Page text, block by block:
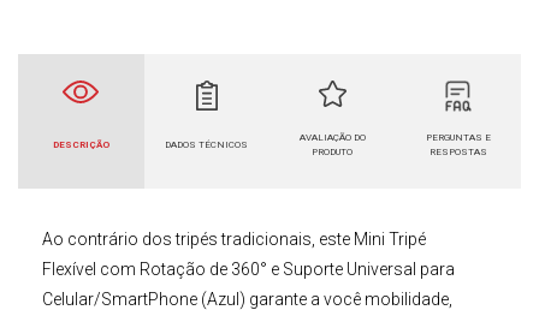
DESCRIÇÃO DADOS TÉCNICOS
AVALIAÇÃO DO
PRODUTO
PERGUNTAS E
RESPOSTAS
Ao contrário dos tripés tradicionais, este Mini Tripé
Flexível com Rotação de 360° e Suporte Universal para
Celular/SmartPhone (Azul) garante a você mobilidade,